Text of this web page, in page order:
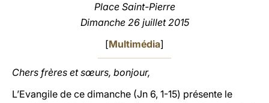
Place Saint-Pierre
Dimanche 26 juillet 2015
[Multimédia]
Chers frères et sœurs, bonjour,
L’Evangile de ce dimanche (Jn 6, 1-15) présente le